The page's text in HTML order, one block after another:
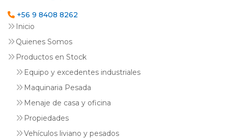
+56 9 8408 8262
Inicio
Quienes Somos
Productos en Stock
Equipo y excedentes industriales
Maquinaria Pesada
Menaje de casa y oficina
Propiedades
Vehículos liviano y pesados